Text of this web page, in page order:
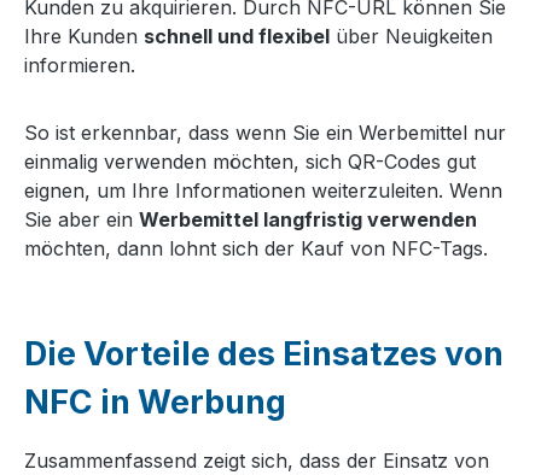
Kunden zu akquirieren. Durch NFC-URL können Sie
Ihre Kunden schnell und flexibel über Neuigkeiten
informieren.
So ist erkennbar, dass wenn Sie ein Werbemittel nur
einmalig verwenden möchten, sich QR-Codes gut
eignen, um Ihre Informationen weiterzuleiten. Wenn
Sie aber ein Werbemittel langfristig verwenden
möchten, dann lohnt sich der Kauf von NFC-Tags.
Die Vorteile des Einsatzes von
NFC in Werbung
Zusammenfassend zeigt sich, dass der Einsatz von